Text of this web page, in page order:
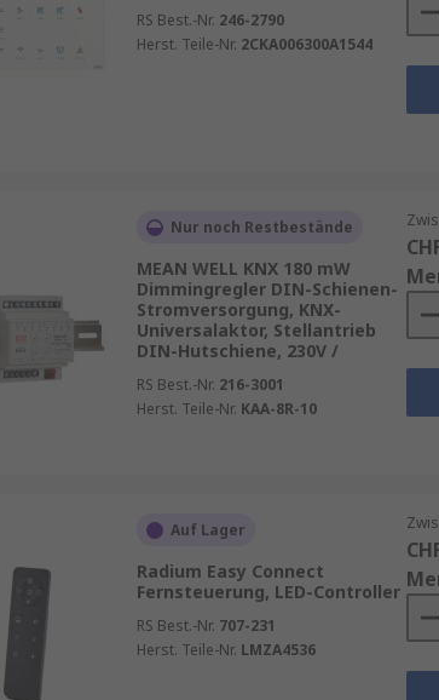
RS Best.-Nr. 246-2790
Herst. Teile-Nr. 2CKA006300A1544
Nur noch Restbestände
MEAN WELL KNX 180 mW
Dimmingregler DIN-Schienen-
Stromversorgung, KNX-
Universalaktor, Stellantrieb
DIN-Hutschiene, 230V /
RS Best.-Nr. 216-3001
Herst. Teile-Nr. KAA-8R-10
Auf Lager
Radium Easy Connect
Fernsteuerung, LED-Controller
RS Best.-Nr. 707-231
Herst. Teile-Nr. LMZA4536